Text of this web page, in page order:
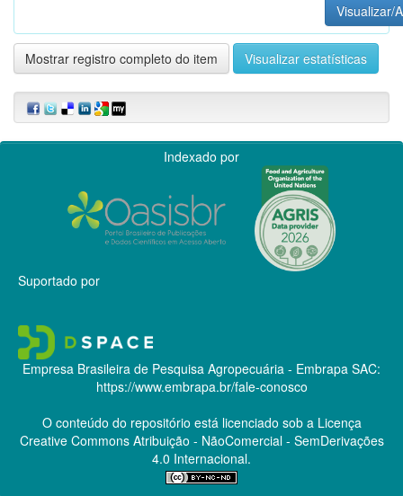
Visualizar/
Mostrar registro completo do item Visualizar estatísticas
Indexado por
Suportado por
Empresa Brasileira de Pesquisa Agropecuária - Embrapa SAC:
https://www.embrapa.br/fale-conosco
O conteúdo do repositório está licenciado sob a Licença
Creative CommonsAtribuição - NãoComercial - SemDerivações
4.0 Internacional.